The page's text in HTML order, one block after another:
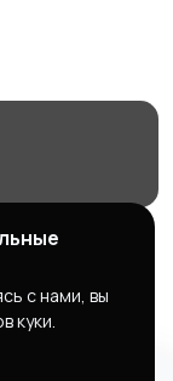
Работа |
ОГРН
с нами, вы
куки.